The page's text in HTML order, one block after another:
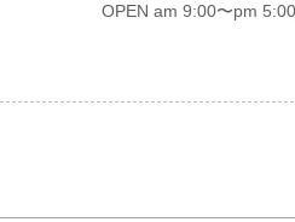
OPEN am 9:00〜pm